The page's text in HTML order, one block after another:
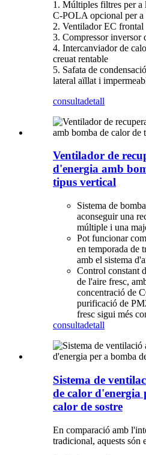
1. Múltiples filtres per a
C-POLA opcional per a
2. Ventilador EC frontal
3. Compressor inversor
4. Intercanviador de
creuat rentable
5. Safata de
lateral aïllat i
consultadetall
Ventilador de
d'energia amb
tipus vertical
Sistema de
aconseguir una
múltiple i una
Pot funcionar
en temporada de
amb el sistema
Control constant
de l'aire fresc,
concentració de
purificació de
fresc sigui més
consultadetall
Sistema de
de calor d'energia
calor de sostre
En comparació amb
tradicional, aquests són